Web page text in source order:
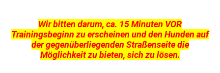
Wir bitten darum, ca. 15 Minuten VOR
Trainingsbeginn zu erscheinen und den Hunden auf
der gegenüberliegenden Straßenseite die
Möglichkeit zu bieten, sich zu lösen.